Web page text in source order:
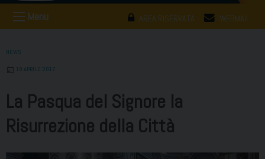
AREA RISERVATA WEBMAIL
Menu
NEWS
18 APRILE 2017
La Pasqua del Signore la
Risurrezione della Città